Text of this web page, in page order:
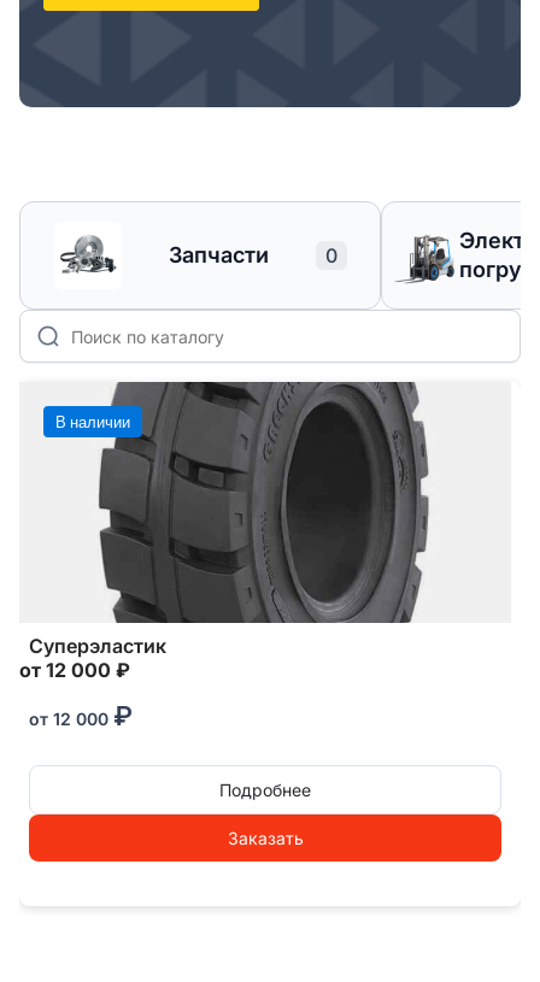
Запчасти 0
В наличии
Суперэластик
от 12 000 ₽
от 12 000 ₽
Подробнее
Заказать